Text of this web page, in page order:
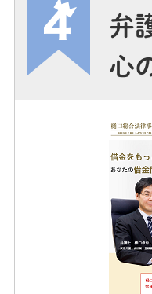
弁
心